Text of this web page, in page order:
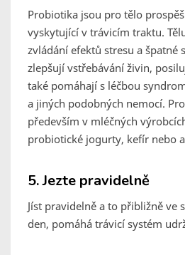
Probiotika jsou pro tělo
vyskytující v trávicím traktu.
zvládání efektů stresu a špatné
zlepšují vstřebávání živin,
také pomáhají s léčbou
a jiných podobných nemocí.
především v mléčných
probiotické jogurty, kefír nebo
5. Jezte pravidelně
Jíst pravidelně a to přibližně ve
den, pomáhá trávicí systém